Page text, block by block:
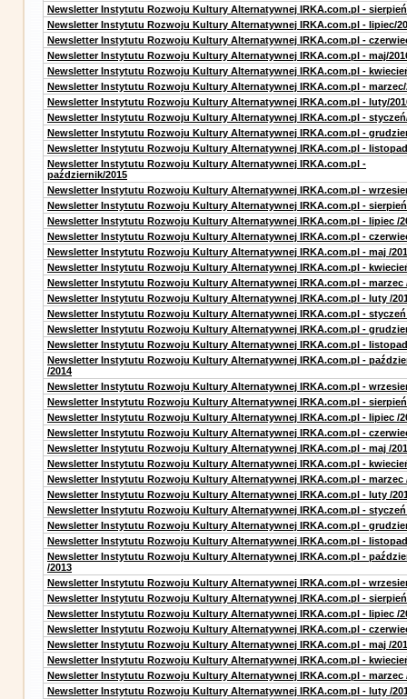
Newsletter Instytutu Rozwoju Kultury Alternatywnej IRKA.com.pl -
Newsletter Instytutu Rozwoju Kultury Alternatywnej IRKA.com.pl - lipiec/
Newsletter Instytutu Rozwoju Kultury Alternatywnej IRKA.com.pl -
Newsletter Instytutu Rozwoju Kultury Alternatywnej IRKA.com.pl - maj/
Newsletter Instytutu Rozwoju Kultury Alternatywnej IRKA.com.pl -
Newsletter Instytutu Rozwoju Kultury Alternatywnej IRKA.com.pl - marzec/
Newsletter Instytutu Rozwoju Kultury Alternatywnej IRKA.com.pl - luty/
Newsletter Instytutu Rozwoju Kultury Alternatywnej IRKA.com.pl -
Newsletter Instytutu Rozwoju Kultury Alternatywnej IRKA.com.pl -
Newsletter Instytutu Rozwoju Kultury Alternatywnej IRKA.com.pl -
Newsletter Instytutu Rozwoju Kultury Alternatywnej IRKA.com.pl -
październik/2015
Newsletter Instytutu Rozwoju Kultury Alternatywnej IRKA.com.pl -
Newsletter Instytutu Rozwoju Kultury Alternatywnej IRKA.com.pl -
Newsletter Instytutu Rozwoju Kultury Alternatywnej IRKA.com.pl - lipiec /
Newsletter Instytutu Rozwoju Kultury Alternatywnej IRKA.com.pl -
Newsletter Instytutu Rozwoju Kultury Alternatywnej IRKA.com.pl - maj /
Newsletter Instytutu Rozwoju Kultury Alternatywnej IRKA.com.pl -
Newsletter Instytutu Rozwoju Kultury Alternatywnej IRKA.com.pl - marzec
Newsletter Instytutu Rozwoju Kultury Alternatywnej IRKA.com.pl - luty /
Newsletter Instytutu Rozwoju Kultury Alternatywnej IRKA.com.pl - styczeń
Newsletter Instytutu Rozwoju Kultury Alternatywnej IRKA.com.pl -
Newsletter Instytutu Rozwoju Kultury Alternatywnej IRKA.com.pl - listopad
Newsletter Instytutu Rozwoju Kultury Alternatywnej IRKA.com.pl -
/2014
Newsletter Instytutu Rozwoju Kultury Alternatywnej IRKA.com.pl -
Newsletter Instytutu Rozwoju Kultury Alternatywnej IRKA.com.pl - sierpień
Newsletter Instytutu Rozwoju Kultury Alternatywnej IRKA.com.pl - lipiec /
Newsletter Instytutu Rozwoju Kultury Alternatywnej IRKA.com.pl -
Newsletter Instytutu Rozwoju Kultury Alternatywnej IRKA.com.pl - maj /
Newsletter Instytutu Rozwoju Kultury Alternatywnej IRKA.com.pl -
Newsletter Instytutu Rozwoju Kultury Alternatywnej IRKA.com.pl - marzec
Newsletter Instytutu Rozwoju Kultury Alternatywnej IRKA.com.pl - luty /
Newsletter Instytutu Rozwoju Kultury Alternatywnej IRKA.com.pl - styczeń
Newsletter Instytutu Rozwoju Kultury Alternatywnej IRKA.com.pl -
Newsletter Instytutu Rozwoju Kultury Alternatywnej IRKA.com.pl - listopad
Newsletter Instytutu Rozwoju Kultury Alternatywnej IRKA.com.pl -
/2013
Newsletter Instytutu Rozwoju Kultury Alternatywnej IRKA.com.pl -
Newsletter Instytutu Rozwoju Kultury Alternatywnej IRKA.com.pl - sierpień
Newsletter Instytutu Rozwoju Kultury Alternatywnej IRKA.com.pl - lipiec /
Newsletter Instytutu Rozwoju Kultury Alternatywnej IRKA.com.pl -
Newsletter Instytutu Rozwoju Kultury Alternatywnej IRKA.com.pl - maj /
Newsletter Instytutu Rozwoju Kultury Alternatywnej IRKA.com.pl -
Newsletter Instytutu Rozwoju Kultury Alternatywnej IRKA.com.pl - marzec
Newsletter Instytutu Rozwoju Kultury Alternatywnej IRKA.com.pl - luty /